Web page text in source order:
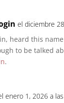
el diciembre
heard this
to be talked
.
enero 1, 2026 a